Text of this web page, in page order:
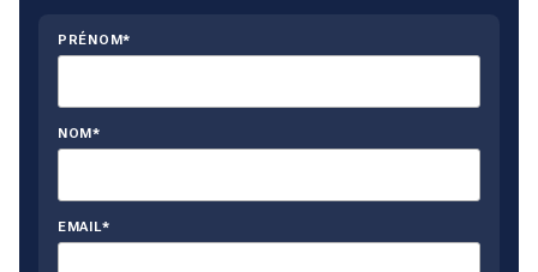
PRÉNOM*
NOM*
EMAIL*